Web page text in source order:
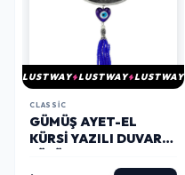
LUSTWAY LUSTWAY LUSTWAY
CLASSIC
GÜMÜŞ AYET-EL
KÜRSI YAZILI DUVAR